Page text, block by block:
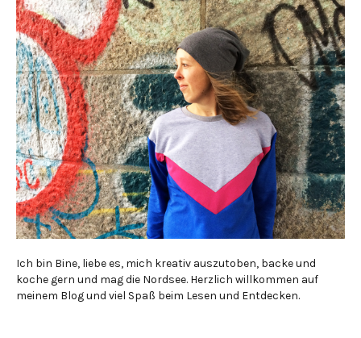
Ich bin Bine, liebe es, mich kreativ auszutoben, backe und
koche gern und mag die Nordsee. Herzlich willkommen auf
meinem Blog und viel Spaß beim Lesen und Entdecken.